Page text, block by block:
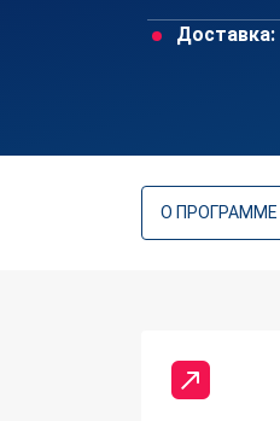
Доставка:
О ПРОГРАММЕ